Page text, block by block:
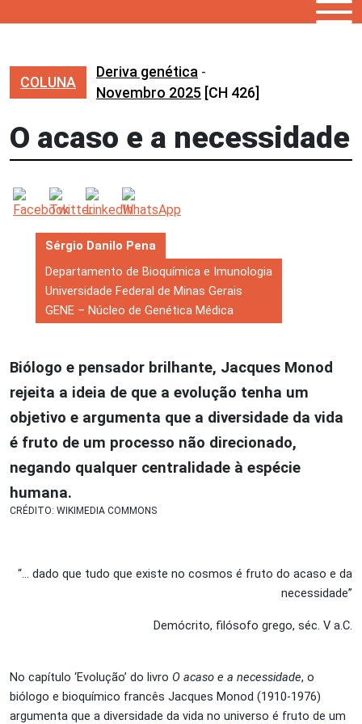
COLUNA
Deriva genética -
Novembro 2025 [CH 426]
O acaso e a necessidade
Sérgio Danilo Pena
Departamento de Bioquímica e Imunologia
Universidade Federal de Minas Gerais
GENE – Núcleo de Genética Médica
Biólogo e pensador brilhante, Jacques Monod
rejeita a ideia de que a evolução tenha um
objetivo e argumenta que a diversidade da vida
é fruto de um processo não direcionado,
negando qualquer centralidade à espécie
humana.
CRÉDITO: WIKIMEDIA COMMONS
“… dado que tudo que existe no cosmos é fruto do acaso e da
necessidade”
Demócrito, filósofo grego, séc. V a.C.
No capítulo ‘Evolução’ do livro O acaso e a necessidade, o
biólogo e bioquímico francês Jacques Monod (1910-1976)
argumenta que a diversidade da vida no universo é fruto de um